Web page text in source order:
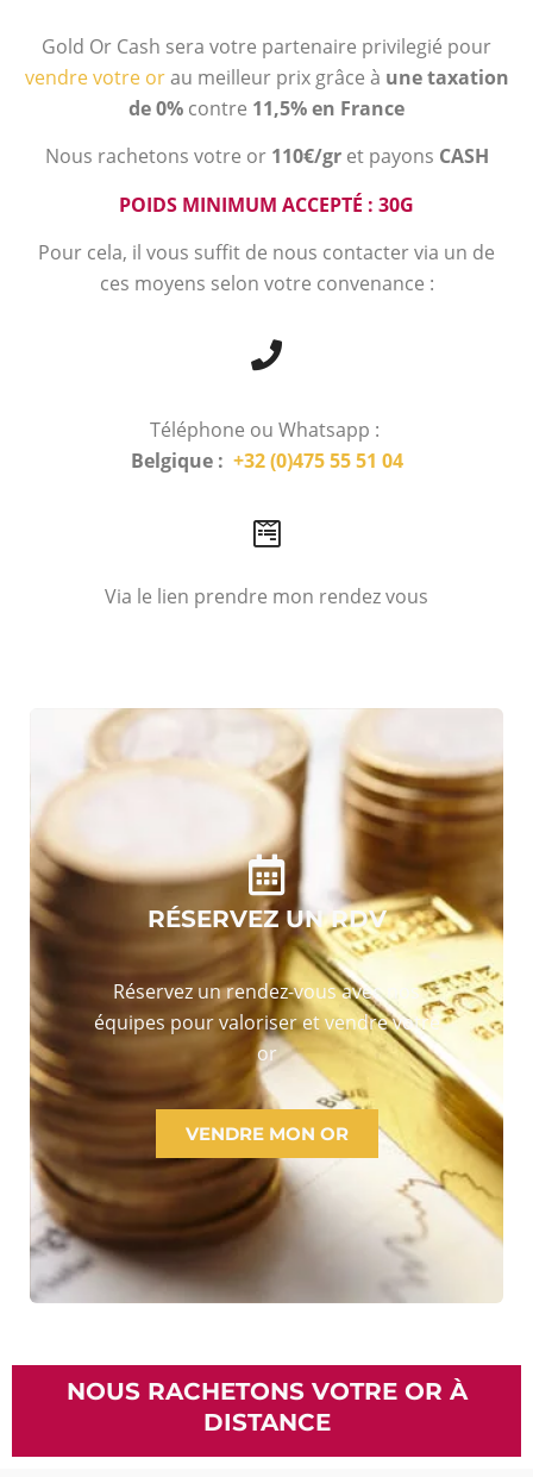
Gold Or Cash sera votre partenaire privilegié pour
vendre votre orau meilleur prix grâce à une taxation
de 0% contre 11,5% en France
Nous rachetons votre or 110€/gr et payons CASH
POIDS MINIMUM ACCEPTÉ : 30G
Pour cela, il vous suffit de nous contacter via un de
ces moyens selon votre convenance :
Téléphone ou Whatsapp :
Belgique : +32 (0)475 55 51 04
Via le lien prendre mon rendez vous
RÉSERVEZ UN RDV
Réservez un rendez-vous avec nos
équipes pour valoriser et vendre votre
or
VENDRE MON OR
NOUS RACHETONS VOTRE OR À
DISTANCE